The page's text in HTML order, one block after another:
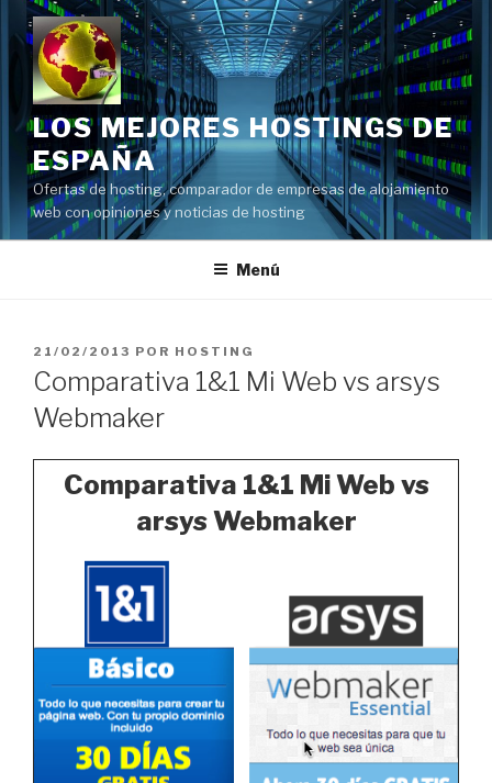
Saltar
contenido
LOS MEJORES HOSTINGS DE
ESPAÑA
Ofertas de hosting, comparador de empresas de alojamiento
web con opiniones y noticias de hosting
Menú
PUBLICADO
EL
21/02/2013 POR HOSTING
Comparativa 1&1 Mi Web vs arsys
Webmaker
Comparativa 1&1 Mi Web vs
arsys Webmaker